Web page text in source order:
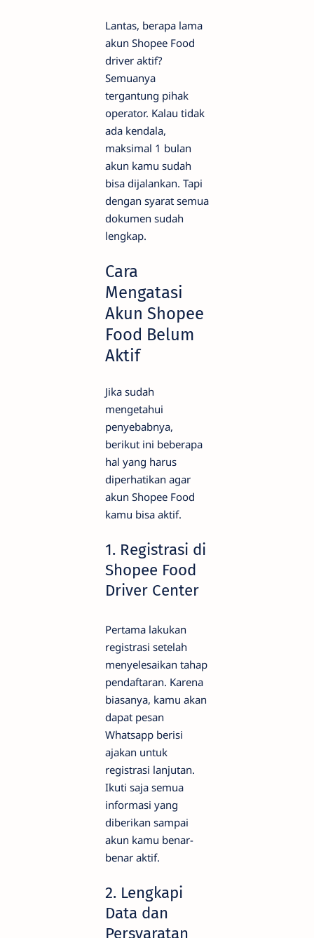
Lantas, berapa lama
akun Shopee Food
driver aktif?
Semuanya
tergantung pihak
operator. Kalau tidak
ada kendala,
maksimal 1 bulan
akun kamu sudah
bisa dijalankan. Tapi
dengan syarat semua
dokumen sudah
lengkap.
Cara
Mengatasi
Akun Shopee
Food Belum
Aktif
Jika sudah
mengetahui
penyebabnya,
berikut ini beberapa
hal yang harus
diperhatikan agar
akun Shopee Food
kamu bisa aktif.
1. Registrasi di
Shopee Food
Driver Center
Pertama lakukan
registrasi setelah
menyelesaikan tahap
pendaftaran. Karena
biasanya, kamu akan
dapat pesan
Whatsapp berisi
ajakan untuk
registrasi lanjutan.
Ikuti saja semua
informasi yang
diberikan sampai
akun kamu benar-
benar aktif.
2. Lengkapi
Data dan
Persyaratan